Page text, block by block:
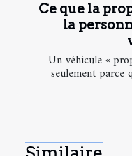
Ce que la
la
Un véhicule «
seulement parce